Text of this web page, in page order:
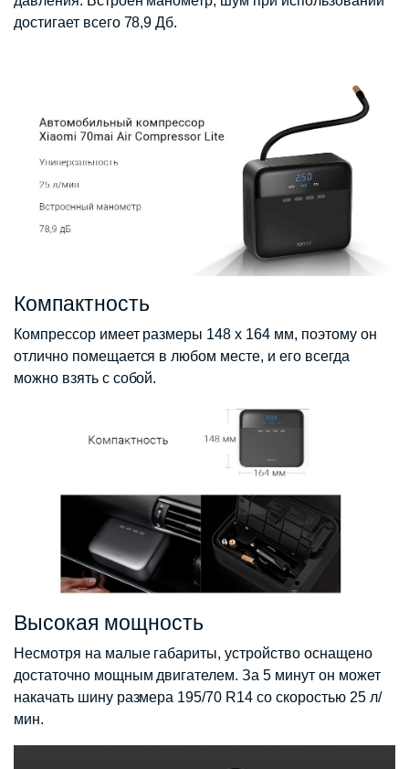
достигает всего 78,9 Дб.
Компактность
Компрессор имеет размеры 148 х 164 мм, поэтому он
отлично помещается в любом месте, и его всегда
можно взять с собой.
Высокая мощность
Несмотря на малые габариты, устройство оснащено
достаточно мощным двигателем. За 5 минут он может
накачать шину размера 195/70 R14 со скоростью 25 л/
мин.